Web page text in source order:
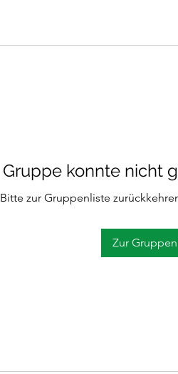
Gruppe konnte nicht
Bitte zur Gruppenliste
Zur